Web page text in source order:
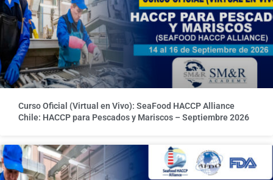
Curso Oficial (Virtual en Vivo): SeaFood HACCP Alliance
Chile: HACCP para Pescados y Mariscos – Septiembre 2026